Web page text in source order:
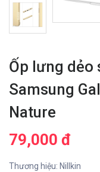
Ốp lưng
Samsung
Nature
79,000 đ
Thương hiệu: Nillkin